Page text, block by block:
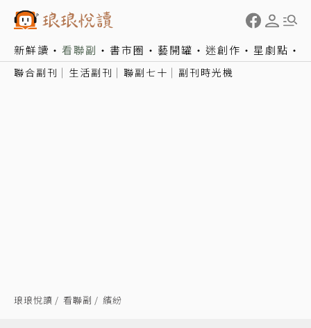
新鮮讀 看聯副 書市圈 藝開罐 迷創作 星劇點
聯合副刊 生活副刊 聯副七十 副刊時光機
琅琅悅讀 看聯副 繽紛